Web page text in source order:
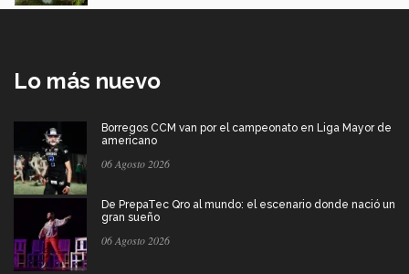
Lo más nuevo
Borregos CCM van por el campeonato en Liga Mayor de
americano
06 Agosto 2026
De PrepaTec Qro al mundo: el escenario donde nació un
gran sueño
06 Agosto 2026